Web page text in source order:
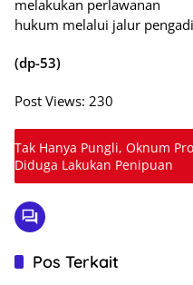
melakukan perlawanan
hukum melalui jalur
(dp-53)
Post Views: 230
Tak Hanya Pungli, Oknum
Diduga Lakukan Penipuan
Pos Terkait